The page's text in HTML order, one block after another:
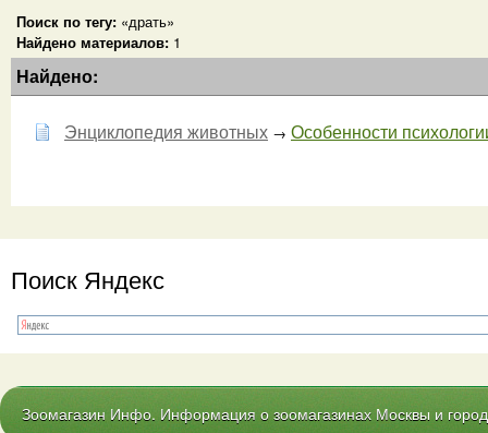
Поиск по тегу: «драть»
Найдено материалов: 1
Найдено:
Энциклопедия животных → Особенности
Поиск Яндекс
Зоомагазин Инфо. Информация о зоомагазинах Москвы и